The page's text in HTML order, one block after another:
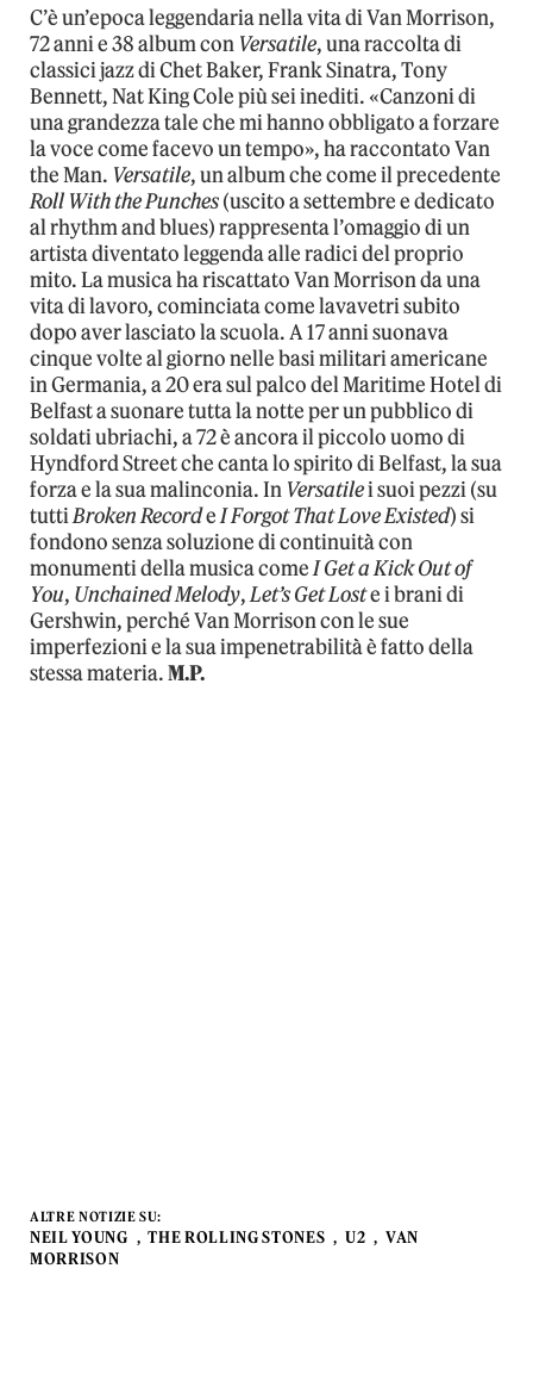
C’è un’epoca leggendaria nella vita di Van Morrison,
72 anni e 38 album con Versatile, una raccolta di
classici jazz di Chet Baker, Frank Sinatra, Tony
Bennett, Nat King Cole più sei inediti. «Canzoni di
una grandezza tale che mi hanno obbligato a forzare
la voce come facevo un tempo», ha raccontato Van
the Man. Versatile, un album che come il precedente
Roll With the Punches(uscito a settembre e dedicato
al rhythm and blues) rappresenta l’omaggio di un
artista diventato leggenda alle radici del proprio
mito. La musica ha riscattato Van Morrison da una
vita di lavoro, cominciata come lavavetri subito
dopo aver lasciato la scuola. A 17 anni suonava
cinque volte al giorno nelle basi militari americane
in Germania, a 20 era sul palco del Maritime Hotel di
Belfast a suonare tutta la notte per un pubblico di
soldati ubriachi, a 72 è ancora il piccolo uomo di
Hyndford Street che canta lo spirito di Belfast, la sua
forza e la sua malinconia. In Versatilei suoi pezzi (su
tuttiBroken RecordeI Forgot That Love Existed) si
fondono senza soluzione di continuità con
monumenti della musica comeI Get a Kick Out of
You, Unchained Melody,Let’s Get Loste i brani di
Gershwin, perché Van Morrison con le sue
imperfezioni e la sua impenetrabilità è fatto della
stessa materia.M.P.
ALTRE NOTIZIE SU:
NEIL YOUNG THE ROLLING STONES U2
VAN
MORRISON